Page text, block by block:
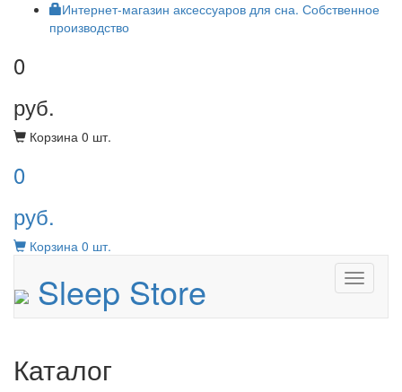
Интернет-магазин аксессуаров для сна. Собственное
производство
0
руб.
Корзина 0 шт.
0
руб.
Корзина 0 шт.
Menu
Sleep Store
Каталог